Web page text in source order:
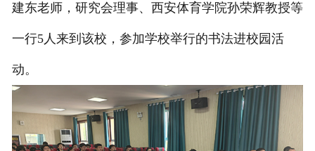
学员成绩
在线报名
联系方式
建东老师，研究会理事、西安体育学院孙荣辉教授等
一行5人来到该校，参加学校举行的书法进校园活
动。